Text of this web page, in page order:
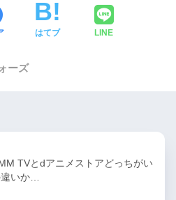
はてブ LINE
ーズ
TVとdアニメストアどっちがい
いか…